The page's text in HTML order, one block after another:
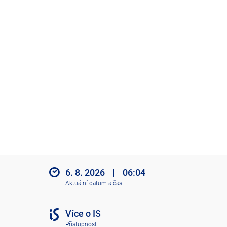
6. 8. 2026 | 06:04
Aktuální datum a čas
Více o IS
Přístupnost